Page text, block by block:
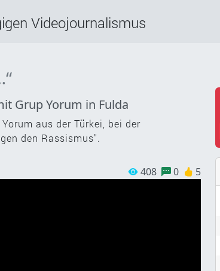
Videojournalismus
Grup Yorum in Fulda
aus der Türkei, bei der
den Rassismus".
408 0 5